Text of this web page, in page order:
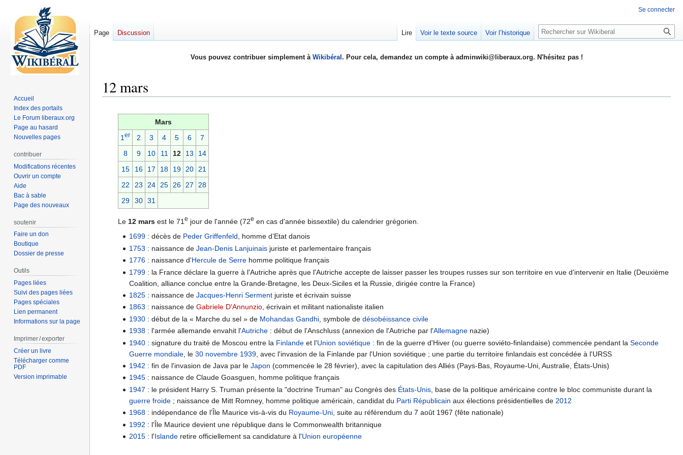
Vous pouvez contribuer simplement à Wikibéral . Pour cela, demandez un compte à adminwiki@liberaux.org. N'hésitez pas !
12 mars
navigation
recherche
Mars
1er 2 3 4 5 6
7
8
9 10 11 12 13
14
15
16 17 18 19 20 21
22
23 24 25 26 27
28
29
30 31
Le 12 mars est le 71e jour de l'année (72e en cas d'année bissextile) du calendrier grégorien.
1699 : décès de Peder Griffenfeld, homme d’Etat danois
1753 : naissance deJean-Denis Lanjuinais juriste et parlementaire français
1776 : naissance d'Hercule de Serre homme politique français
1799 : la France déclare la guerre à l'Autriche après que l'Autriche accepte de laisser passer les troupes russes sur son territoire en vue d'intervenir en Italie (Deuxième
Coalition, alliance conclue entre la Grande-Bretagne, les Deux-Siciles et la Russie, dirigée contre la France)
1825 : naissance deJacques-Henri Serment juriste et écrivain suisse
1863 : naissance deGabriele D'Annunzio, écrivain et militant nationaliste italien
1930 : début de la « Marche du sel » de Mohandas Gandhi , symbole dedésobéissance civile
1938 : l'armée allemande envahit l'Autriche : début de l'Anschluss (annexion de l'Autriche par l'Allemagne nazie)
1940 : signature du traité de Moscou entre la Finlande et l'Union soviétique : fin de la guerre d'Hiver (ou guerre soviéto-finlandaise) commencée pendant laSeconde
Guerre mondiale , le30 novembre 1939 , avec l'invasion de la Finlande par l'Union soviétique ; une partie du territoire finlandais est concédée à l'URSS
1942 : fin de l'invasion de Java par leJapon (commencée le 28 février), avec la capitulation des Alliés (Pays-Bas, Royaume-Uni, Australie, États-Unis)
1945 : naissance de Claude Goasguen, homme politique français
1947 : le président Harry S. Truman présente la "doctrine Truman" au Congrès des États-Unis , base de la politique américaine contre le bloc communiste durant la
guerre froide ; naissance de Mitt Romney, homme politique américain, candidat du Parti Républicain aux élections présidentielles de 2012
1968 : indépendance de l'Île Maurice vis-à-vis du Royaume-Uni , suite au référendum du 7 août 1967 (fête nationale)
1992 : l'Île Maurice devient une république dans le Commonwealth britannique
2015 : l'Islande retire officiellement sa candidature à l'Union européenne
Se connecter
Page Discussion Lire Voir le texte source Voir l’historique Rechercher
Accueil
Index des portails
Le Forum liberaux.org
Page au hasard
Nouvelles pages
contribuer
Modifications récentes
Ouvrir un compte
Aide
Bac à sable
Page des nouveaux
soutenir
Faire un don
Boutique
Dossier de presse
Outils
Pages liées
Suivi des pages liées
Pages spéciales
Lien permanent
Informations sur la page
Imprimer / exporter
Créer un livre
Télécharger comme
PDF
Version imprimable